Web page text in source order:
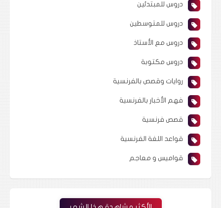
دروس للمبتدئين
دروس للمتوسطين
دروس مع الأستاذ
دروس مكتوبة
روايات وقصص بالفرنسية
فهم الأخبار بالفرنسية
قصص فرنسية
قواعد اللغة الفرنسية
قواميس و معاجم